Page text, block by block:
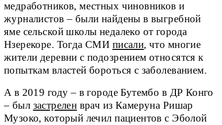
медработников, местных чиновников и
журналистов – были найдены в выгребной
яме сельской школы недалеко от города
Нзерекоре. Тогда СМИ писали, что многие
жители деревни с подозрением относятся к
попыткам властей бороться с заболеванием.
А в 2019 году – в городе Бутембо в ДР Конго
– был застрелен врач из Камеруна Ришар
Музоко, который лечил пациентов с Эболой